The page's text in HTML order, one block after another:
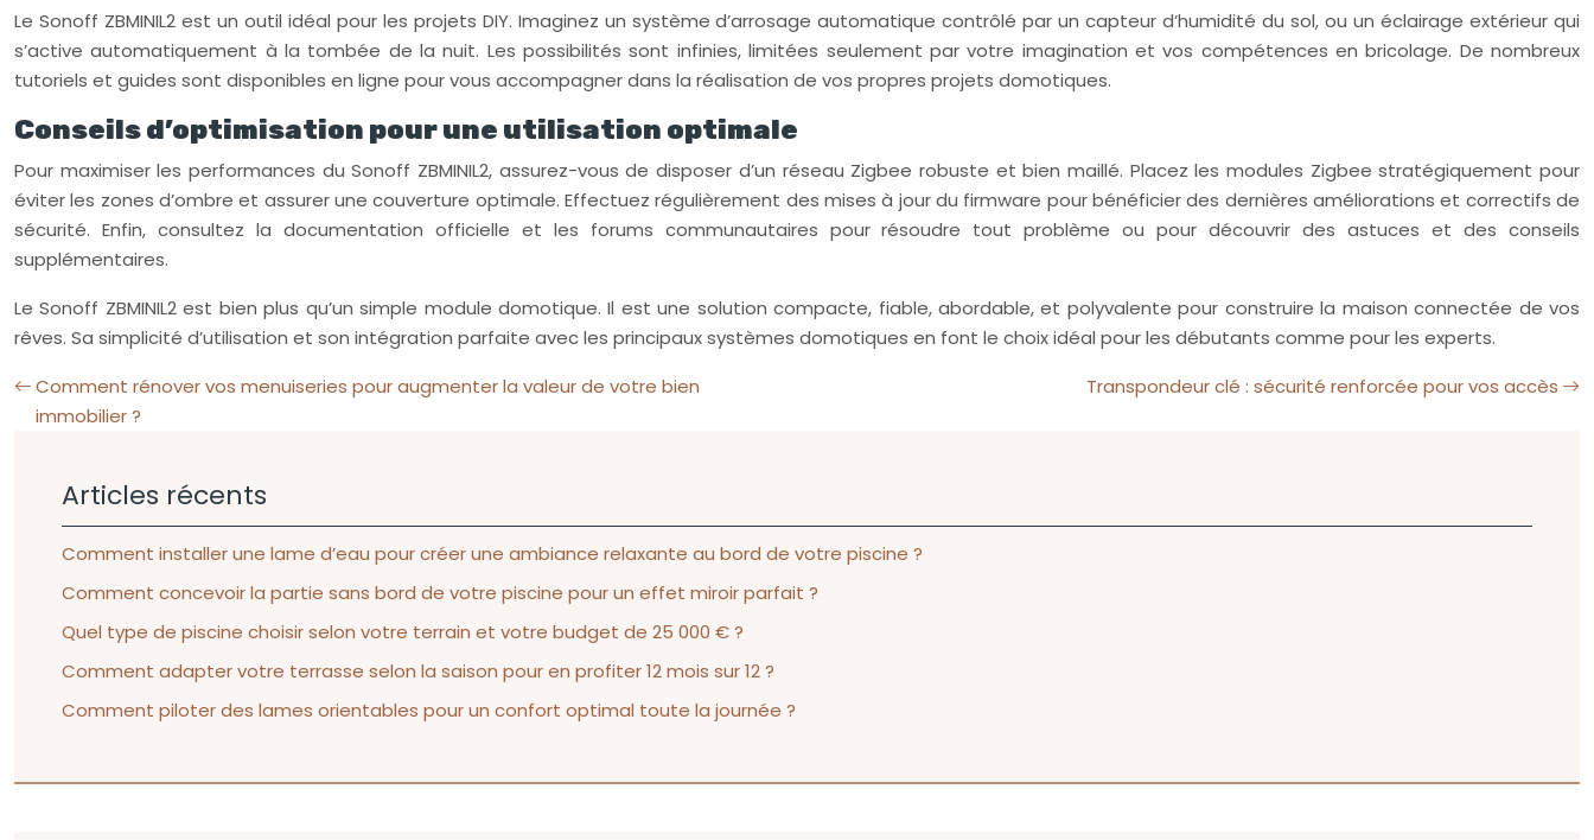
Le Sonoff ZBMINIL2 est un outil idéal pour les projets DIY. Imaginez un système d’arrosage automatique contrôlé par un capteur d’humidité du sol, ou un éclairage extérieur qui
s’active automatiquement à la tombée de la nuit. Les possibilités sont infinies, limitées seulement par votre imagination et vos compétences en bricolage. De nombreux
tutoriels et guides sont disponibles en ligne pour vous accompagner dans la réalisation de vos propres projets domotiques.
Conseils d’optimisation pour une utilisation optimale
Pour maximiser les performances du Sonoff ZBMINIL2, assurez-vous de disposer d’un réseau Zigbee robuste et bien maillé. Placez les modules Zigbee stratégiquement pour
éviter les zones d’ombre et assurer une couverture optimale. Effectuez régulièrement des mises à jour du firmware pour bénéficier des dernières améliorations et correctifs de
sécurité. Enfin, consultez la documentation officielle et les forums communautaires pour résoudre tout problème ou pour découvrir des astuces et des conseils
supplémentaires.
Le Sonoff ZBMINIL2 est bien plus qu’un simple module domotique. Il est une solution compacte, fiable, abordable, et polyvalente pour construire la maison connectée de vos
rêves. Sa simplicité d’utilisation et son intégration parfaite avec les principaux systèmes domotiques en font le choix idéal pour les débutants comme pour les experts.
Comment rénover vos menuiseries pour augmenter la valeur de votre bien
immobilier ?
Transpondeur clé : sécurité renforcée pour vos accès
Articles récents
Comment installer une lame d’eau pour créer une ambiance relaxante au bord de votre piscine ?
Comment concevoir la partie sans bord de votre piscine pour un effet miroir parfait ?
Quel type de piscine choisir selon votre terrain et votre budget de 25 000 € ?
Comment adapter votre terrasse selon la saison pour en profiter 12 mois sur 12 ?
Comment piloter des lames orientables pour un confort optimal toute la journée ?